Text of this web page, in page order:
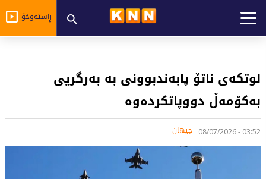
ڕاستەوخۆ
لوتکەی ناتۆ پابەندبوونی بە بەرگریی
بەکۆمەڵ دووپاتکردەوە
03:52 - 08/07/2026 جیهان